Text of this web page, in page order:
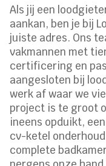
Als jij een
aankan, ben je bij
juiste adres. Ons
vakmannen met
certificering en
aangesloten bij
werk af waar we
project is te groot
ineens opduikt,
cv-ketel
complete